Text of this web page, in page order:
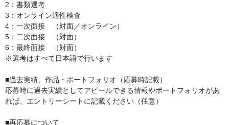
2：書類選考
3：オンライン適性検査
4：一次面接　（対面／オンライン）
5：二次面接　（対面）
6：最終面接　（対面﻿）
※選考はすべて日本語で行います
■過去実績、作品・ポートフォリオ（応募時記載）
応募時に過去実績としてアピールできる情報やポートフォリオがあ
れば、エントリーシートに記載ください（任意）
■再応募について